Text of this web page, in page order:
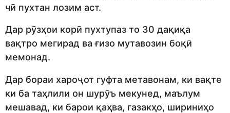
чӣ пухтан лозим аст.
Дар рӯзҳои корӣ пухтупаз то 30 дақиқа
вақтро мегирад ва ғизо мутавозин боқӣ
мемонад.
Дар бораи хароҷот гуфта метавонам, ки вақте
ки ба таҳлили он шурӯъ мекунед, маълум
мешавад, ки барои қаҳва, газакҳо, шириниҳо